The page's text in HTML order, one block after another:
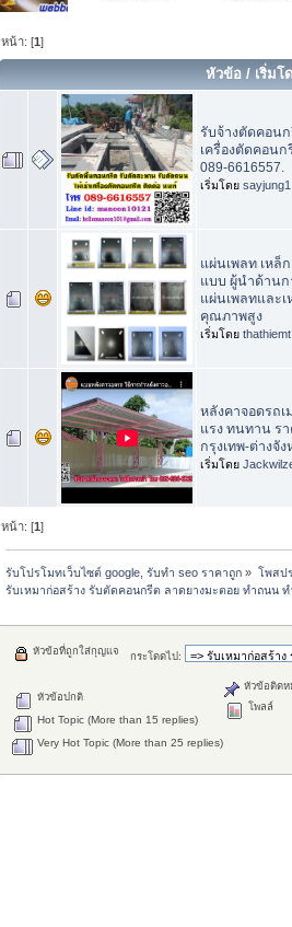
หน้า: [1]
หัวข้อ / เริ่มโ
รับจ้างตัดคอนก
เครื่องตัดคอน
089-6616557.
เริ่มโดย sayjung1
แผ่นเพลท เหล็
แบบ ผู้นำด้าน
แผ่นเพลทและเ
คุณภาพสูง
เริ่มโดย thathiemt
หลังคาจอดรถ
แรง ทนทาน ร
กรุงเทพ-ต่างจัง
เริ่มโดย
หน้า: [1]
รับโปรโมทเว็บไซต์ google, รับทำ seo ราคาถูก » โพสป
รับเหมาก่อสร้าง รับตัดคอนกรีต ลาดยางมะตอย ทำถนน
กระโดดไป:
หัวข้อปกติ
Hot Topic (More than 15 replies)
Very Hot Topic (More than 25 replies)
หัวข้อที่ถูกใส่กุญแจ
หัวข้อติดห
โพลล์